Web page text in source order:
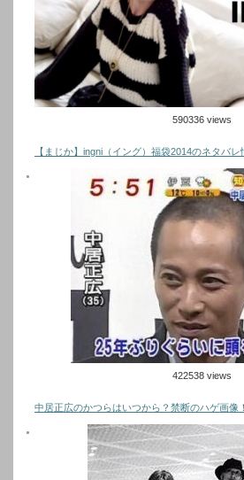
590336 views
【まじか】ingni（イング）福袋2014のネタバレ
422538 views
中居正広のかつらはいつから？禁断のハゲ画像